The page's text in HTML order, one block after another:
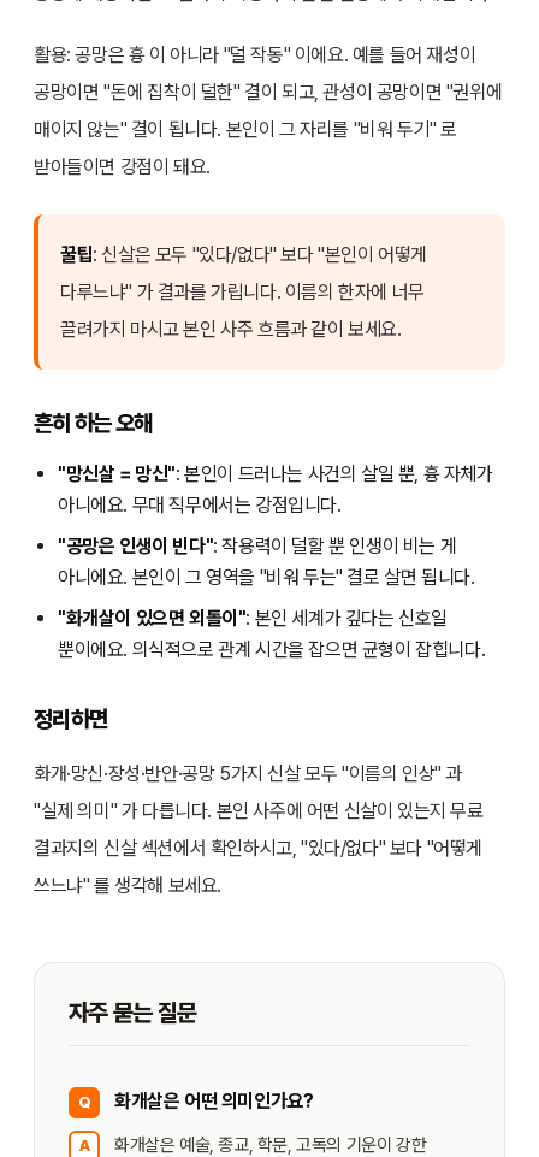
활용: 공망은 흉 이 아니라 "덜 작동" 이에요. 예를 들어 재성이
공망이면 "돈에 집착이 덜한" 결이 되고, 관성이 공망이면 "권위에
매이지 않는" 결이 됩니다. 본인이 그 자리를 "비워 두기" 로
받아들이면 강점이 돼요.
꿀팁: 신살은 모두 "있다/없다" 보다 "본인이 어떻게
다루느냐" 가 결과를 가립니다. 이름의 한자에 너무
끌려가지 마시고 본인 사주 흐름과 같이 보세요.
흔히 하는 오해
"망신살 = 망신": 본인이 드러나는 사건의 살일 뿐, 흉 자체가
아니에요. 무대 직무에서는 강점입니다.
"공망은 인생이 빈다": 작용력이 덜할 뿐 인생이 비는 게
아니에요. 본인이 그 영역을 "비워 두는" 결로 살면 됩니다.
"화개살이 있으면 외톨이": 본인 세계가 깊다는 신호일
뿐이에요. 의식적으로 관계 시간을 잡으면 균형이 잡힙니다.
정리하면
화개·망신·장성·반안·공망 5가지 신살 모두 "이름의 인상" 과
"실제 의미" 가 다릅니다. 본인 사주에 어떤 신살이 있는지 무료
결과지의 신살 섹션에서 확인하시고, "있다/없다" 보다 "어떻게
쓰느냐" 를 생각해 보세요.
자주 묻는 질문
Q 화개살은 어떤 의미인가요?
A
화개살은 예술, 종교, 학문, 고독의 기운이 강한